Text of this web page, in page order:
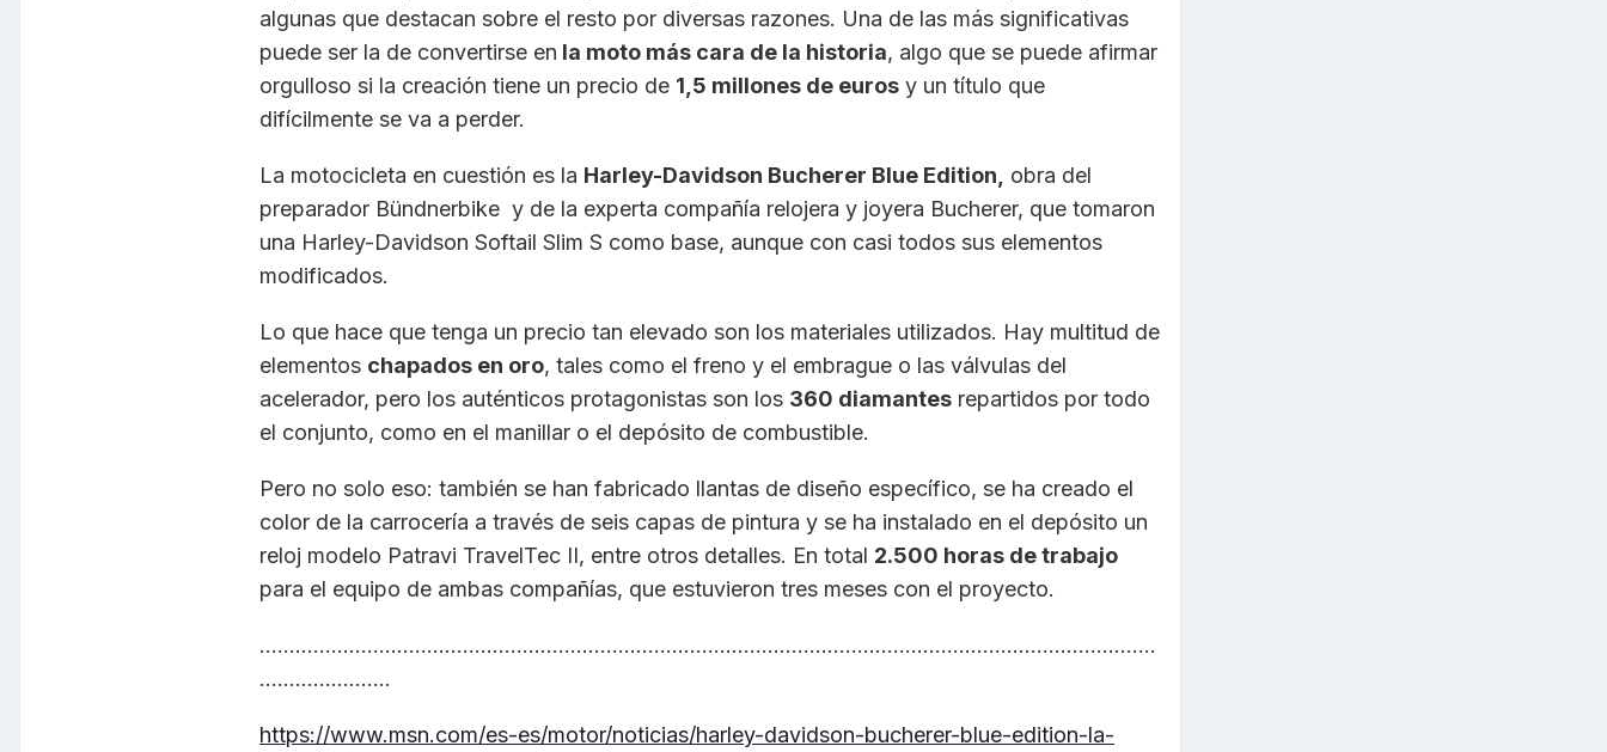
algunas que destacan sobre el resto por diversas razones. Una de las más significativas
puede ser la de convertirse en la moto más cara de la historia, algo que se puede afirmar
orgulloso si la creación tiene un precio de 1,5 millones de euros y un título que
difícilmente se va a perder.
La motocicleta en cuestión es la Harley-Davidson Bucherer Blue Edition,
obra del
preparador Bündnerbike y de la experta compañía relojera y joyera Bucherer, que tomaron
una Harley-Davidson Softail Slim S como base, aunque con casi todos sus elementos
modificados.
Lo que hace que tenga un precio tan elevado son los materiales utilizados. Hay multitud de
elementos chapados en oro, tales como el freno y el embrague o las válvulas del
acelerador, pero los auténticos protagonistas son los 360 diamantes repartidos por todo
el conjunto, como en el manillar o el depósito de combustible.
Pero no solo eso: también se han fabricado llantas de diseño específico, se ha creado el
color de la carrocería a través de seis capas de pintura y se ha instalado en el depósito un
reloj modelo Patravi TravelTec II, entre otros detalles. En total 2.500 horas de trabajo
para el equipo de ambas compañías, que estuvieron tres meses con el proyecto.
......................................................................................................................................................
......................
https://www.msn.com/es-es/motor/noticias/harley-davidson-bucherer-blue-edition-la-